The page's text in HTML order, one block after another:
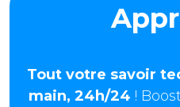
Tout votre savoir
main, 24h/24 !